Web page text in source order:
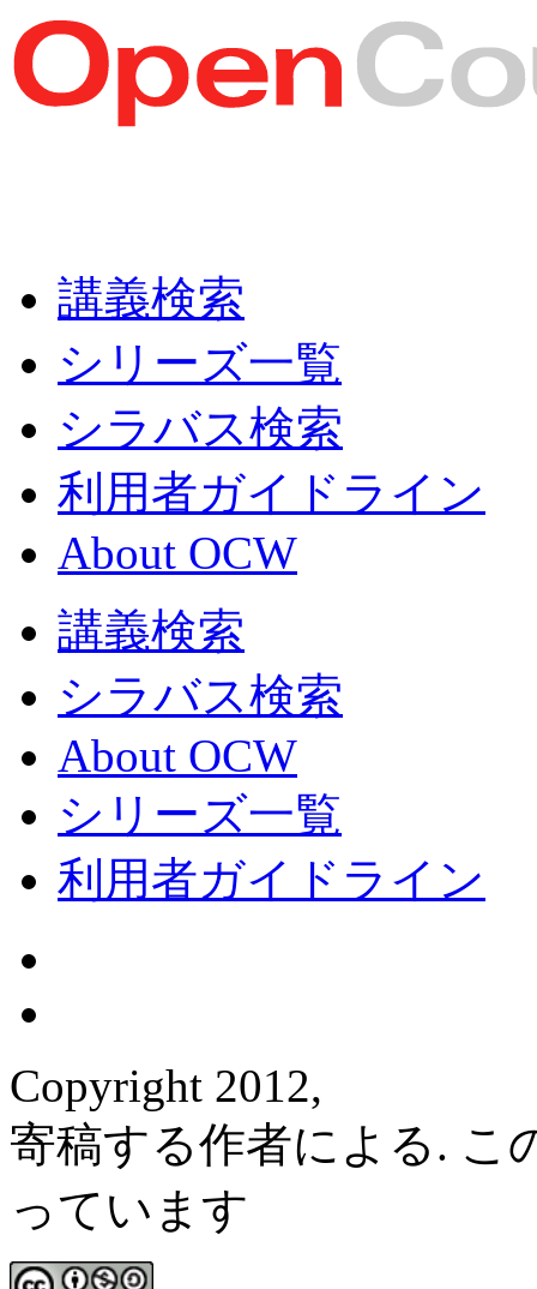
講義検索
シリーズ一覧
シラバス検索
利用者ガイドライン
About OCW
講義検索
シラバス検索
About OCW
シリーズ一覧
利用者ガイドライン
Copyright 2012,
寄稿する作者による. こ
っています